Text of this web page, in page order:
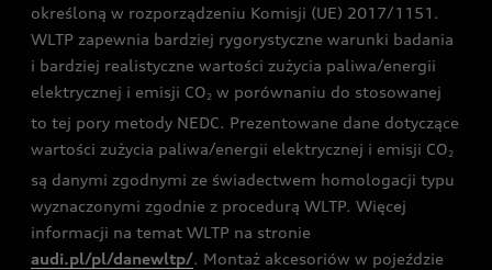
określoną w rozporządzeniu Komisji (UE) 2017/1151.
WLTP zapewnia bardziej rygorystyczne warunki badania
i bardziej realistyczne wartości zużycia paliwa/energii
elektrycznej i emisji CO2 w porównaniu do stosowanej
to tej pory metody NEDC. Prezentowane dane dotyczące
wartości zużycia paliwa/energii elektrycznej i emisji CO2
są danymi zgodnymi ze świadectwem homologacji typu
wyznaczonymi zgodnie z procedurą WLTP. Więcej
informacji na temat WLTP na stronie
audi.pl/pl/danewltp/. Montaż akcesoriów w pojeździe